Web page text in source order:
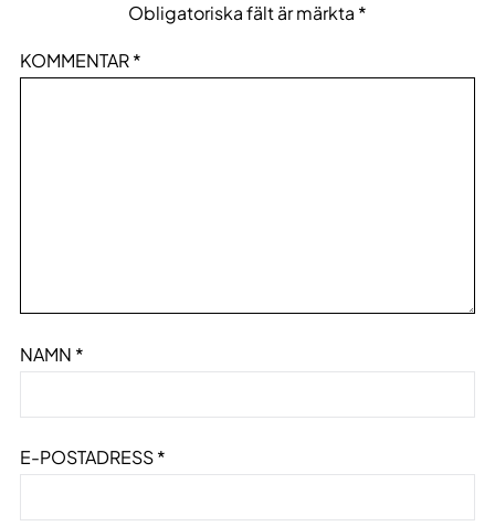
Obligatoriska fält är märkta *
KOMMENTAR*
NAMN *
E-POSTADRESS*